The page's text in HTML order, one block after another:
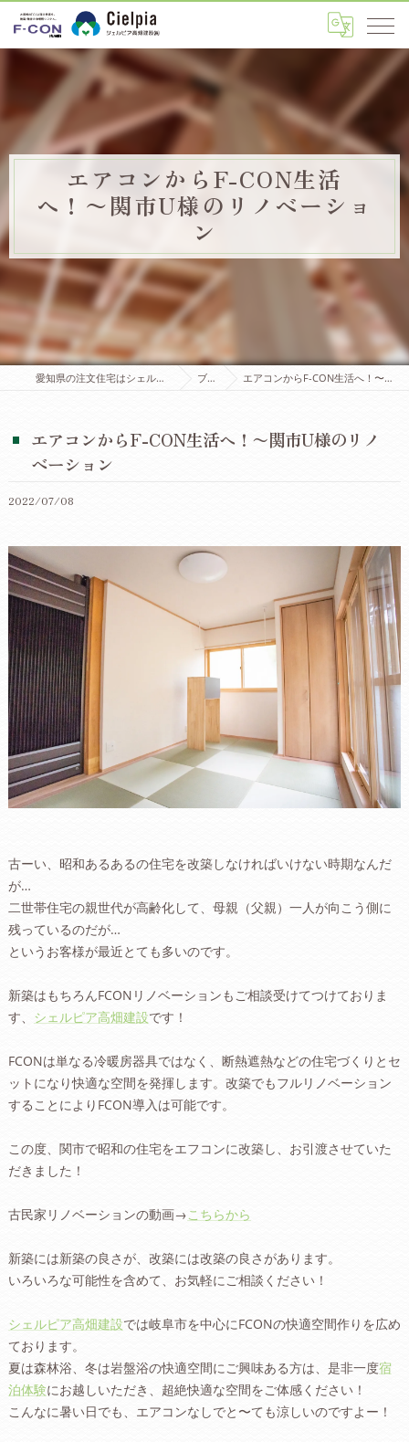
エアコンからF-CON生活
へ！〜関市U様のリノベーショ
ン
愛知県の注文住宅はシェルピア高畑建設株式会社 ブログ エアコンからF-CON生活へ！〜関市U様のリノベーション
エアコンからF-CON生活へ！〜関市U様のリノ
ベーション
2022/07/08
古ーい、昭和あるあるの住宅を改築しなければいけない時期なんだ
が…
二世帯住宅の親世代が高齢化して、母親（父親）一人が向こう側に
残っているのだが…
というお客様が最近とても多いのです。
新築はもちろんFCONリノベーションもご相談受けてつけておりま
す、 シェルピア高畑建設です！
FCONは単なる冷暖房器具ではなく、断熱遮熱などの住宅づくりとセ
ットになり快適な空間を発揮します。改築でもフルリノベーション
することによりFCON導入は可能です。
この度、関市で昭和の住宅をエフコンに改築し、お引渡させていた
だきました！
古民家リノベーションの動画→こちらから
新築には新築の良さが、改築には改築の良さがあります。
いろいろな可能性を含めて、お気軽にご相談ください！
シェルピア高畑建設では岐阜市を中心にFCONの快適空間作りを広め
ております。
夏は森林浴、冬は岩盤浴の快適空間にご興味ある方は、是非一度宿
泊体験にお越しいただき、超絶快適な空間をご体感ください！
こんなに暑い日でも、エアコンなしでと〜ても涼しいのですよー！